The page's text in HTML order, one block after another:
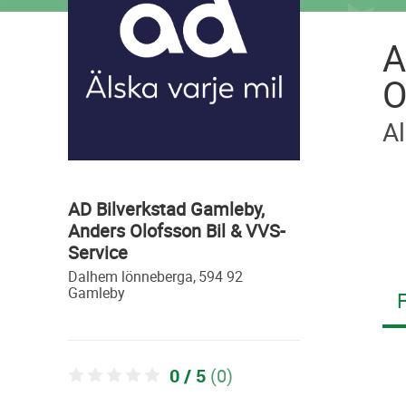
AD Bilverkstad Gamleby,
Anders Olofsson Bil & VVS-
Service
dalhem lönneberga, 594 92
gamleby
(0)
0 / 5